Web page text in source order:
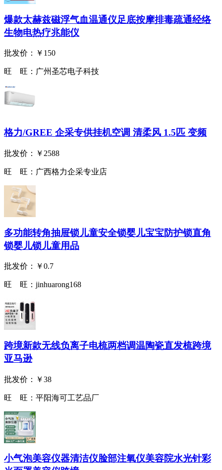
爆款太赫兹磁浮气血温通仪足底按摩排毒疏通经络
生物电热疗兆能仪
批发价： ￥150
旺 旺： 广州圣芯电子科技
格力/GREE 企采专供挂机空调 清柔风 1.5匹 变频
批发价： ￥2588
旺 旺： 广西格力企采专业店
多功能转角抽屉锁儿童安全锁婴儿宝宝防护锁直角
锁婴儿锁儿童用品
批发价： ￥0.7
旺 旺： jinhuarong168
跨境新款无线负离子电梳两档调温陶瓷直发梳跨境
亚马逊
批发价： ￥38
旺 旺： 平阳海可工艺品厂
小气泡美容仪器清洁仪脸部注氧仪美容院水光针彩